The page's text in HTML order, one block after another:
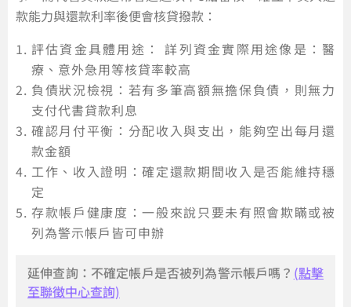
款能力與還款利率後便會核貸撥款：
評估資金具體用途： 詳列資金實際用途像是：醫
療、意外急用等核貸率較高
負債狀況檢視：若有多筆高額無擔保負債，則無力
支付代書貸款利息
確認月付平衡：分配收入與支出，能夠空出每月還
款金額
工作、收入證明：確定還款期間收入是否能維持穩
定
存款帳戶健康度：一般來說只要未有照會欺瞞或被
列為警示帳戶皆可申辦
延伸查詢：不確定帳戶是否被列為警示帳戶嗎？ (點擊
至聯徵中心查詢)